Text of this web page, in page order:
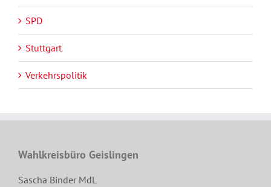
SPD
Stuttgart
Verkehrspolitik
Wahlkreisbüro Geislingen
Sascha Binder MdL